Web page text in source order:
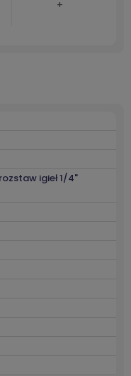
+
igieł 1/4"